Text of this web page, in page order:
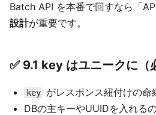
Batch API を本番で回すなら「
設計が重要です。
✅ 9.1 key はユニークに（
key
がレスポンス紐付けの命
DBの主キーやUUIDを入れる